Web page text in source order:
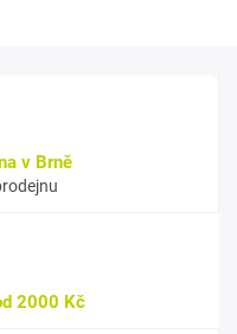
v Brně
2000 Kč